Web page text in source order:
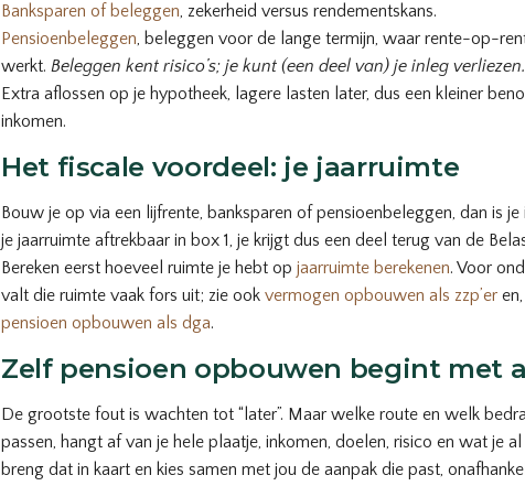
Banksparen of beleggen, zekerheid versus rendementskans.
Pensioenbeleggen, beleggen voor de lange termijn, waar rente-op-
werkt. Beleggen kent risico’s; je kunt (een deel van) je inleg verliezen.
Extra aflossen op je hypotheek, lagere lasten later, dus een kleiner
inkomen.
Het fiscale voordeel: je jaarruimte
Bouw je op via een lijfrente, banksparen of pensioenbeleggen, dan is je
je jaarruimte aftrekbaar in box 1, je krijgt dus een deel terug van de
Bereken eerst hoeveel ruimte je hebt op jaarruimte berekenen. Voor
valt die ruimte vaak fors uit; zie ook vermogen opbouwen als zzp’er
pensioen opbouwen als dga.
Zelf pensioen opbouwen begint met
De grootste fout is wachten tot “later”. Maar welke route en welk
passen, hangt af van je hele plaatje, inkomen, doelen, risico en wat je
breng dat in kaart en kies samen met jou de aanpak die past,